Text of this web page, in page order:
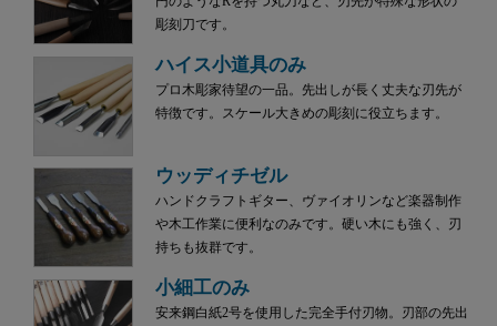
彫刻刀です。
ハイス小道具のみ
プロ木彫家待望の一品。先出しが長く丈夫な刃先が
特徴です。スケール大きめの彫刻に役立ちます。
ウッディチゼル
ハンドクラフトギター、ヴァイオリンなど楽器制作
や木工作業に便利なのみです。硬い木にも強く、刃
持ちも抜群です。
小細工のみ
安来鋼白紙2号を使用した完全手付刃物。刃部の先出